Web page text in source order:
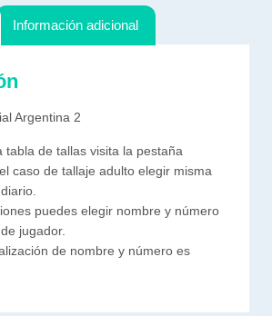
Información adicional
Argentina 2
tabla de tallas visita la pestaña
caso de tallaje adulto elegir misma
puedes elegir nombre y número
jugador.
de nombre y número es